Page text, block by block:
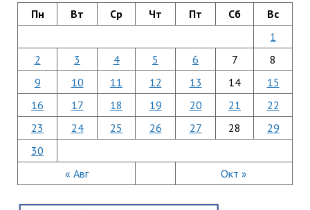
Пн Вт Ср Чт Пт Сб Вс
« Авг Окт »
1
2
3 4 5 6 7
8
9
10 11 12 13 14
15
16
17 18 19 20 21
22
23
24 25 26 27 28
29
30